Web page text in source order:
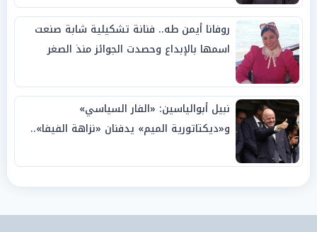
روفانا أيمن طه.. فنانة تشكيلية شابة صنعت
اسمها بالإبداع وحصدت الجوائز منذ الصغر
نبيل أبوالياسين: «الفار السياسي»
و«ديكتاتورية الميم» يدفنان «نزاهة الفيفا»..